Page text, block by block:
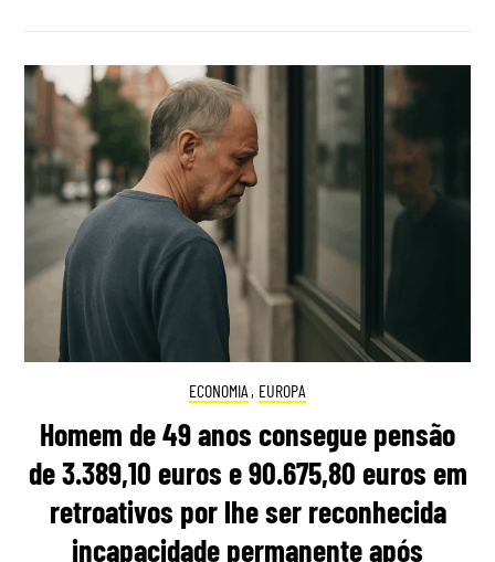
ECONOMIA , EUROPA
Homem de 49 anos consegue pensão
de 3.389,10 euros e 90.675,80 euros em
retroativos por lhe ser reconhecida
incapacidade permanente após